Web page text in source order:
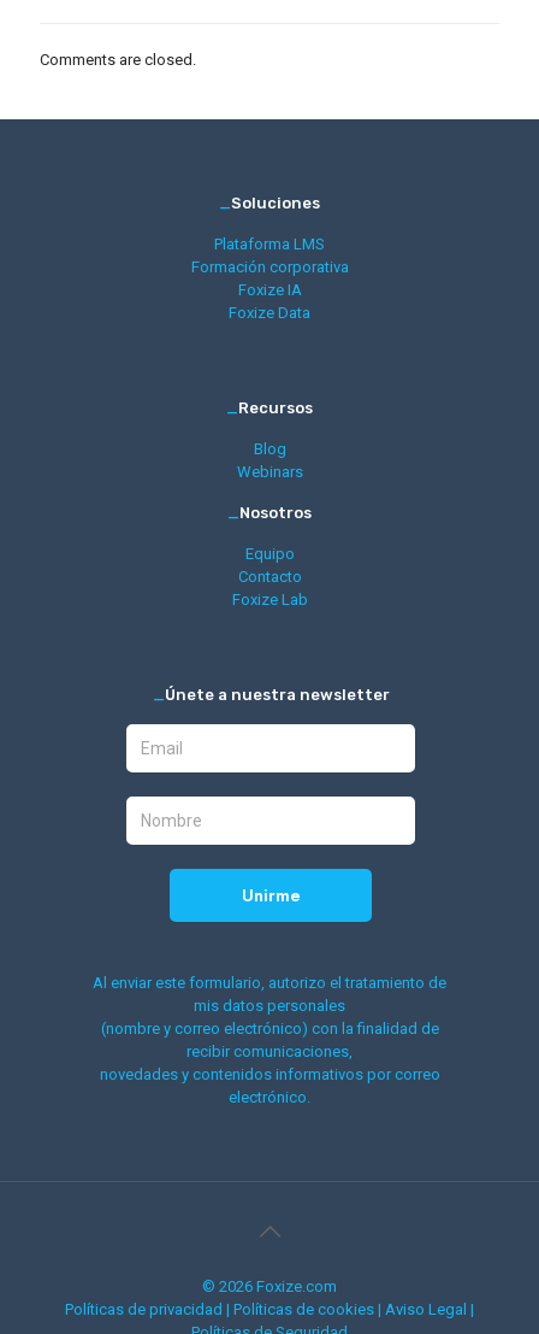
Comments are closed.
_Soluciones
Plataforma LMS
Formación corporativa
Foxize IA
Foxize Data
_Recursos
Blog
Webinars
_Nosotros
Equipo
Contacto
Foxize Lab
_Únete a nuestra newsletter
Al enviar este formulario, autorizo el tratamiento de
mis datos personales
(nombre y correo electrónico) con la finalidad de
recibir comunicaciones,
novedades y contenidos informativos por correo
electrónico.
© 2026 Foxize.com
Políticas de privacidad | Políticas de cookies | Aviso Legal |